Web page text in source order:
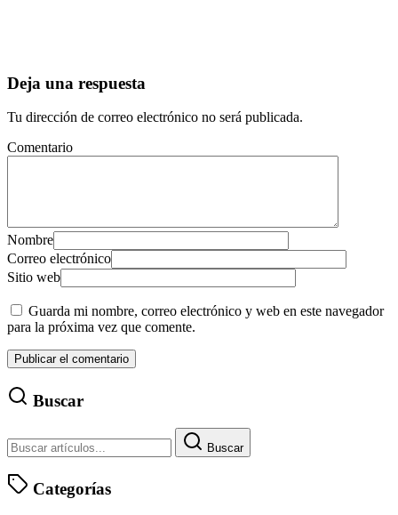
Deja una respuesta
Tu dirección de correo electrónico no será publicada.
Comentario
Nombre
Correo electrónico
Sitio web
Guarda mi nombre, correo electrónico y web en este navegador
para la próxima vez que comente.
Buscar
Buscar
Categorías